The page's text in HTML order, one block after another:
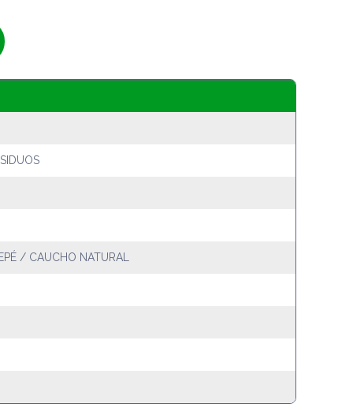
/ CAUCHO NATURAL